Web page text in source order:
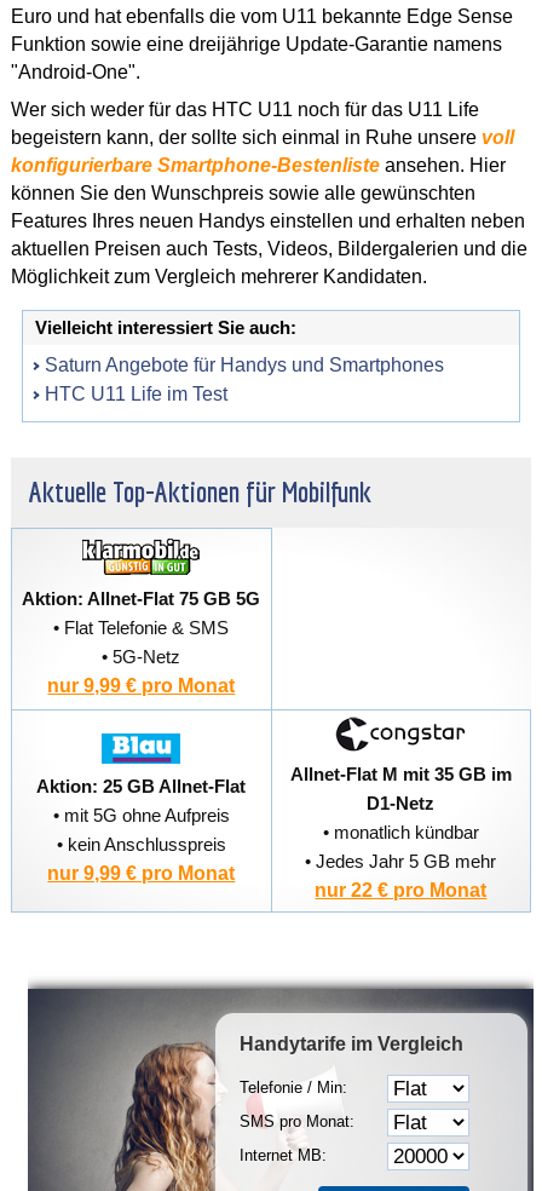
Euro und hat ebenfalls die vom U11 bekannte Edge Sense
Funktion sowie eine dreijährige Update-Garantie namens
"Android-One".
Wer sich weder für das HTC U11 noch für das U11 Life
begeistern kann, der sollte sich einmal in Ruhe unsere voll
konfigurierbare Smartphone-Bestenlisteansehen. Hier
können Sie den Wunschpreis sowie alle gewünschten
Features Ihres neuen Handys einstellen und erhalten neben
aktuellen Preisen auch Tests, Videos, Bildergalerien und die
Möglichkeit zum Vergleich mehrerer Kandidaten.
Vielleicht interessiert Sie auch:
Saturn Angebote für Handys und Smartphones
HTC U11 Life im Test
Aktuelle Top-Aktionen für Mobilfunk
Aktion: Allnet-Flat 75 GB 5G
• Flat Telefonie & SMS
• 5G-Netz
nur 9,99 € pro Monat
Aktion: 25 GB Allnet-Flat
• mit 5G ohne Aufpreis
• kein Anschlusspreis
nur 9,99 € pro Monat
Allnet-Flat M mit 35 GB im
D1-Netz
• monatlich kündbar
• Jedes Jahr 5 GB mehr
nur 22 € pro Monat
Handytarife im Vergleich
Telefonie / Min:
SMS pro Monat:
Internet MB: